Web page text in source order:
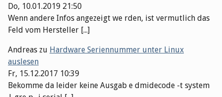
Do, 10.01.2019 21:50
Wenn andere Infos angezeigt we rden, ist vermutlich das
Feld vom Hersteller [...]
Andreas zu Hardware Seriennummer unter Linux
auslesen
Fr, 15.12.2017 10:39
Bekomme da leider keine Ausgab e dmidecode -t system